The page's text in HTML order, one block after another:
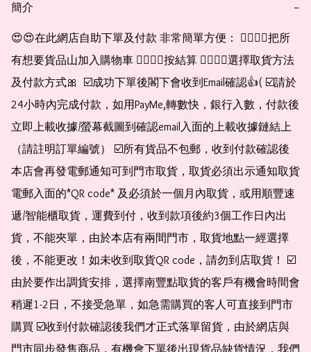
簡介 −
😍😍在此網店自助下單及付款 非常簡單方便： 👉🏻👉🏻把所
有想要貨品山加入購物車 👉🏻👉🏻按結算 👉🏻👉🏻選擇取貨方法
及付款方式🎀  ☑️成功下單後閣下會收到Email確認👍( ☑️請於
24小時內完成付款，如用PayMe,轉數快，銀行入數，付款後
立即上載收據/螢幕截圖到確認email入面的上載收據鏈結上
（請註明訂單編號） ☑️所有貨品不包郵，收到付款確認後
本店會再發電郵通知可到門市取貨，取貨必須出示通知取貨
電郵入面的*QR code* 及必須於一個月內取貨，或用順豐速
遞/智能櫃取貨，運費到付，收到款項後約3個工作日內出
貨，不能夾單，由於本店有兩間門市，取貨地點一經選擇
後，不能更改！如未收到取貨QR code，請勿到店取貨！ ☑️
由於要作出調貨安排，選擇南豐點取貨的客戶有機會時間會
稍遲1-2日，不接受急單，如急需購買的客人可直接到門市
購買 ☑️收到付款確認後我們才正式落單留貨，由於網店與
門市同步發售商品，有機會下單後出現貨品缺貨情況，我們